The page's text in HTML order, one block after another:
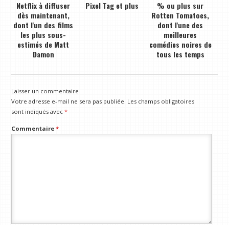
Netflix à diffuser
dès maintenant,
dont l'un des films
les plus sous-
estimés de Matt
Damon
Pixel Tag et plus
% ou plus sur
Rotten Tomatoes,
dont l'une des
meilleures
comédies noires de
tous les temps
Laisser un commentaire
Votre adresse e-mail ne sera pas publiée. Les champs obligatoires
sont indiqués avec*
Commentaire*